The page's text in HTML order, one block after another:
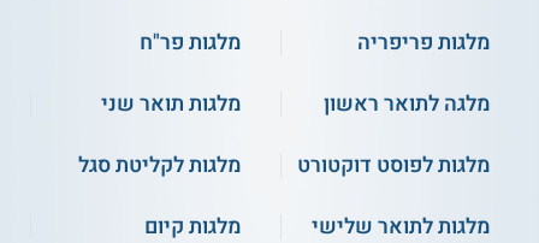
מלגות פריפריה
מלגות פר"ח
מלגה לתואר ראשון
מלגות תואר שני
מלגות לפוסט דוקטורט
מלגות לקליטת סגל
מלגות לתואר שלישי
מלגות קיום